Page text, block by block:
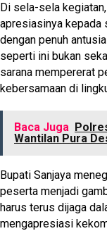
Di sela-sela
apresiasinya kepada
dengan penuh
seperti ini bukan
sarana mempererat
kebersamaan di
Baca Juga
Wantilan Pura
Bupati Sanjaya
peserta menjadi
harus terus dijaga
mengapresiasi